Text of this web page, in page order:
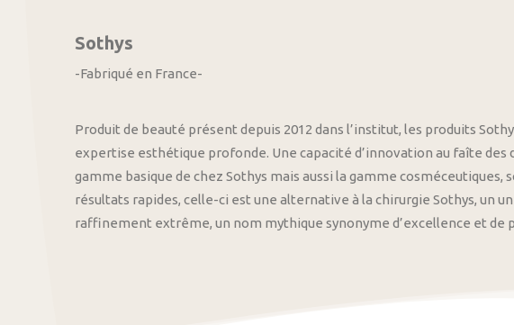
Sothys
-Fabriqué en France-
Produit de beauté présent depuis 2012 dans l’institut, les produits
expertise esthétique profonde. Une capacité d’innovation au faîte
gamme basique de chez Sothys mais aussi la gamme
résultats rapides, celle-ci est une alternative à la chirurgie Sothys, un
raffinement extrême, un nom mythique synonyme d’excellence et de